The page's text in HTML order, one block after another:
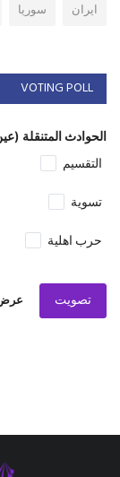
ايران
سوريا
VOTING POLL
الحوادث المتنقلة
التقسيم
تسوية
حرب اهلية
تصويت عرض